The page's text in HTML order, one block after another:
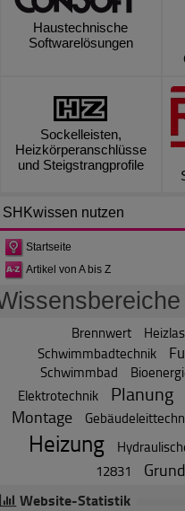
Haustechnische
Softwarelösungen
Sockelleisten,
Heizkörperanschlüsse
und Steigstrangprofile
SHKwissen nutzen
Startseite
Artikel von A bis Z
Brennwert
Schwimmbadtechnik
Schwimmbad
Elektrotechnik
Planung
Montage
Heizung
12831
Website-Statistik